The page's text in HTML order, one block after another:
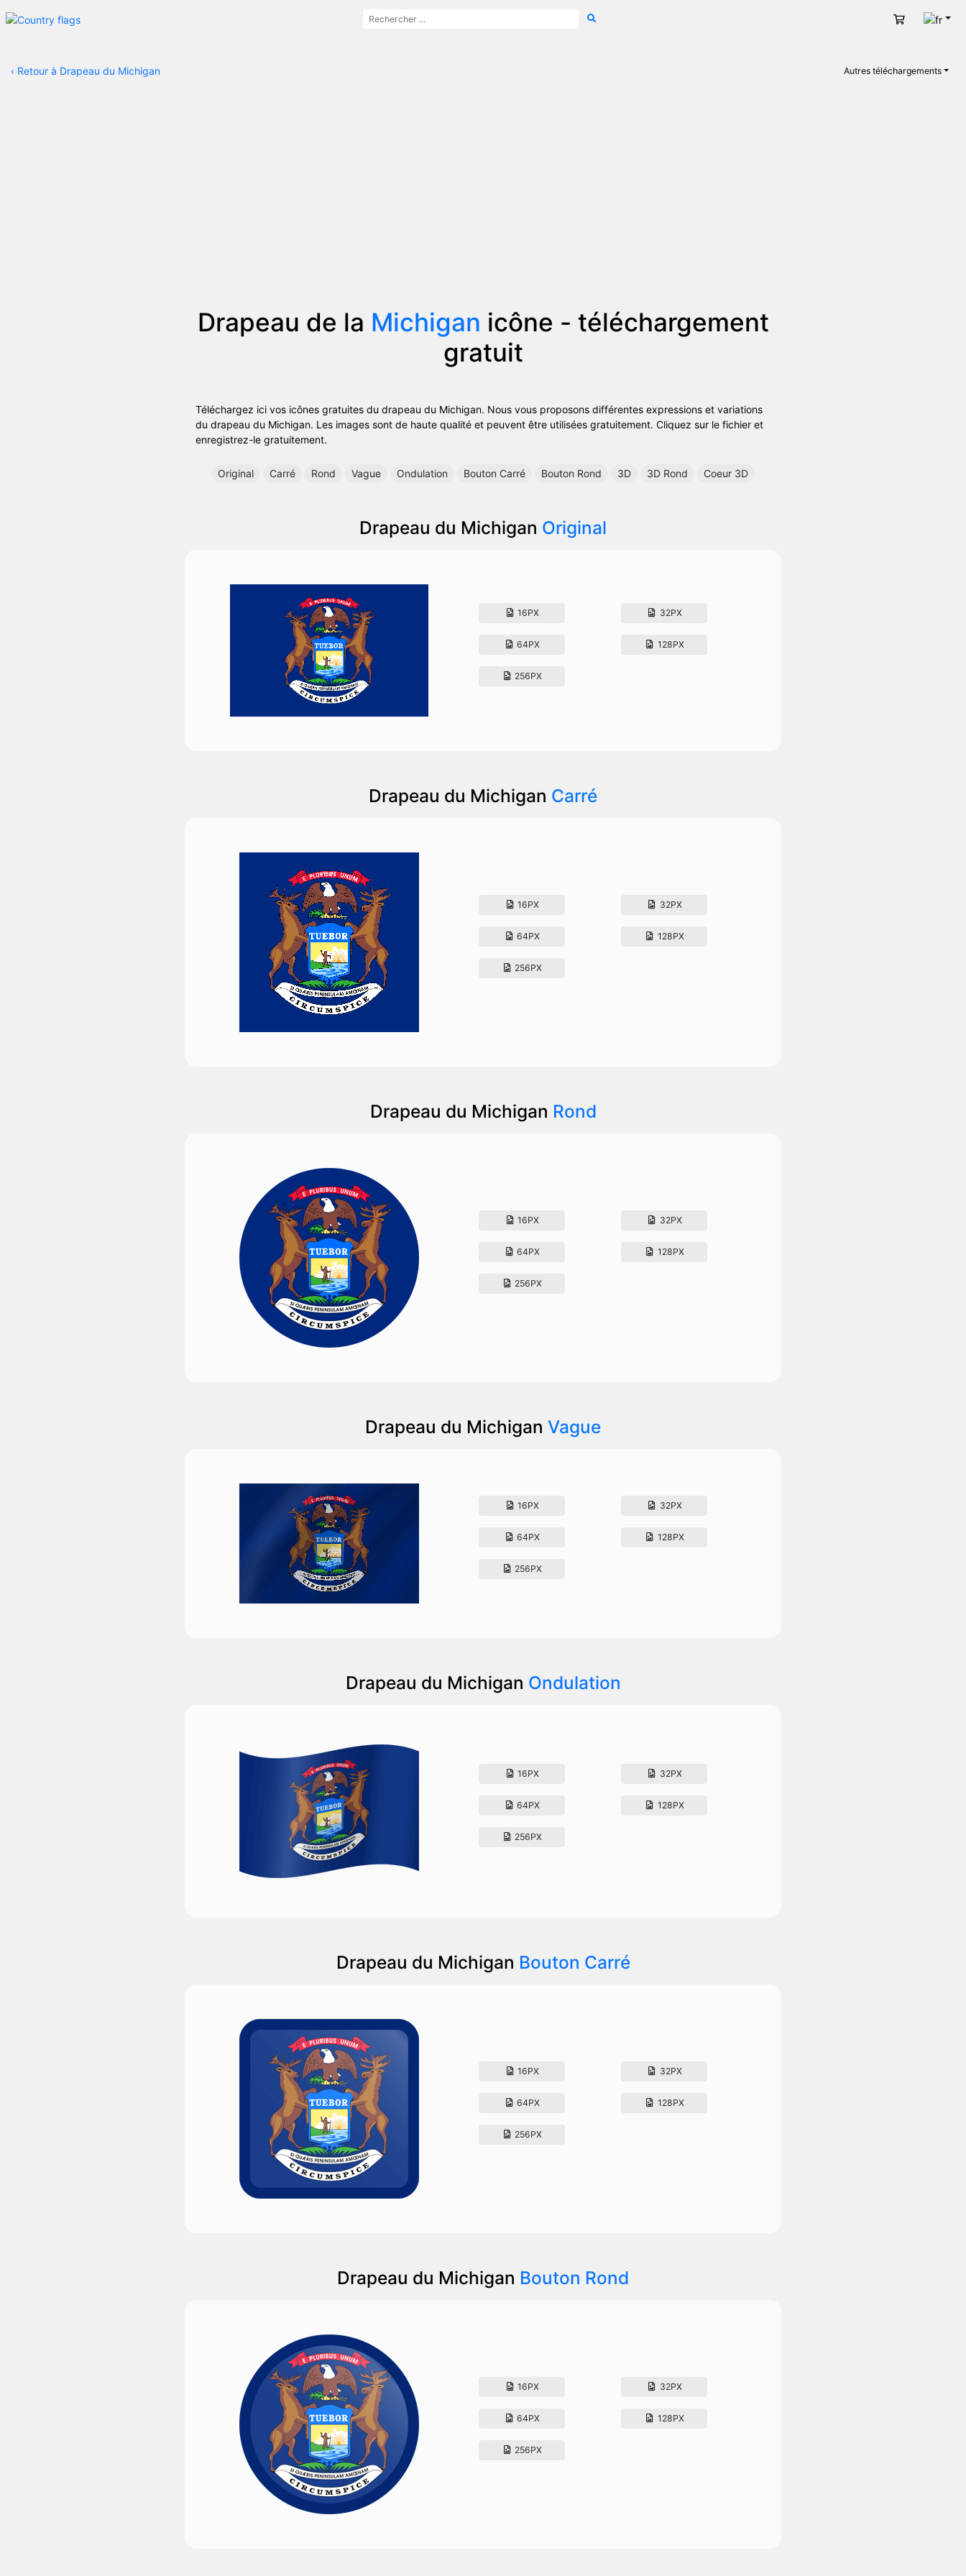
Panier
‹ Retour à Drapeau du Michigan Autres téléchargements
Drapeau de la Michigan icône - téléchargement
gratuit
Téléchargez ici vos icônes gratuites du drapeau du Michigan. Nous vous proposons différentes expressions et variations
du drapeau du Michigan. Les images sont de haute qualité et peuvent être utilisées gratuitement. Cliquez sur le fichier et
enregistrez-le gratuitement.
Original Carré Rond Vague Ondulation Bouton Carré Bouton Rond 3D 3D Rond Coeur 3D
Drapeau du Michigan Original
16PX 32PX
64PX 128PX
256PX
Drapeau du Michigan Carré
16PX 32PX
64PX 128PX
256PX
Drapeau du Michigan Rond
16PX 32PX
64PX 128PX
256PX
Drapeau du Michigan Vague
16PX 32PX
64PX 128PX
256PX
Drapeau du Michigan Ondulation
16PX 32PX
64PX 128PX
256PX
Drapeau du Michigan Bouton Carré
16PX 32PX
64PX 128PX
256PX
Drapeau du Michigan Bouton Rond
16PX 32PX
64PX 128PX
256PX